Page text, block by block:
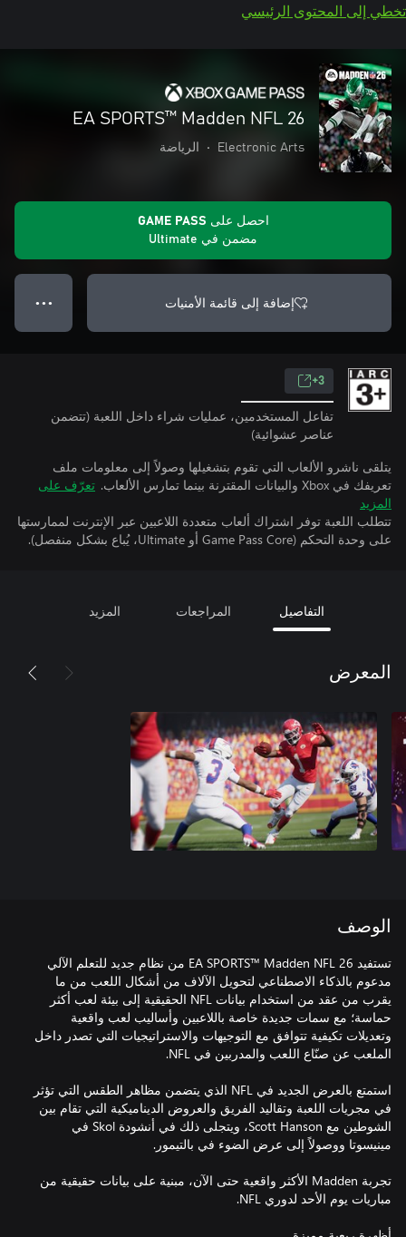
تخطي إلى المحتوى الرئيسي
EA SPORTS™ Madden NFL 26
Electronic Arts
• الرياضة
احصل على GAME PASS
مضمن في Ultimate
إضافة إلى قائمة الأمنيات ● ● ●
3+
تفاعل المستخدمين، عمليات شراء داخل اللعبة (تتضمن
عناصر عشوائية)
يتلقى ناشرو الألعاب التي تقوم بتشغيلها وصولاً إلى معلومات ملف
تعريفك في Xbox والبيانات المقترنة بينما تمارس الألعاب.
تعرّف على
المزيد
تتطلب اللعبة توفر اشتراك ألعاب متعددة اللاعبين عبر الإنترنت لممارستها
على وحدة التحكم (Game Pass Core أو Ultimate، يُباع بشكل منفصل).
التفاصيل المراجعات المزيد
المعرض
الوصف
تستفيد EA SPORTS™ Madden NFL 26 من نظام جديد للتعلم الآلي
مدعوم بالذكاء الاصطناعي لتحويل الآلاف من أشكال اللعب من ما
يقرب من عقد من استخدام بيانات NFL الحقيقية إلى بيئة لعب أكثر
حماسة؛ مع سمات جديدة خاصة باللاعبين وأساليب لعب واقعية
وتعديلات تكيفية تتوافق مع التوجيهات والاستراتيجيات التي تصدر داخل
استمتع بالعرض الجديد في NFL الذي يتضمن مظاهر الطقس التي تؤثر
في مجريات اللعبة وتقاليد الفريق والعروض الديناميكية التي تقام بين
الشوطين مع Scott Hanson، ويتجلى ذلك في أنشودة Skol في
تجربة Madden الأكثر واقعية حتى الآن، مبنية على بيانات حقيقية من